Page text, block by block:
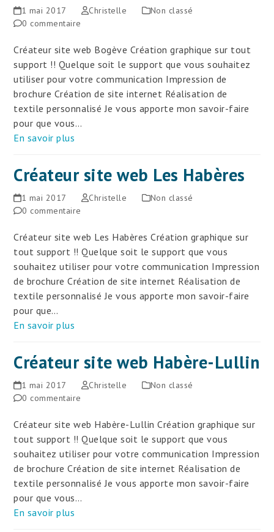
1 mai 2017 Christelle
Non classé
0 commentaire
Créateur site web Bogève Création graphique sur tout
support !! Quelque soit le support que vous souhaitez
utiliser pour votre communication Impression de
brochure Création de site internet Réalisation de
textile personnalisé Je vous apporte mon savoir-faire
pour que vous…
En savoir plus
Créateur site web Les Habères
1 mai 2017 Christelle
Non classé
0 commentaire
Créateur site web Les Habères Création graphique sur
tout support !! Quelque soit le support que vous
souhaitez utiliser pour votre communication Impression
de brochure Création de site internet Réalisation de
textile personnalisé Je vous apporte mon savoir-faire
pour que…
En savoir plus
Créateur site web Habère-Lullin
1 mai 2017 Christelle
Non classé
0 commentaire
Créateur site web Habère-Lullin Création graphique sur
tout support !! Quelque soit le support que vous
souhaitez utiliser pour votre communication Impression
de brochure Création de site internet Réalisation de
textile personnalisé Je vous apporte mon savoir-faire
pour que vous…
En savoir plus